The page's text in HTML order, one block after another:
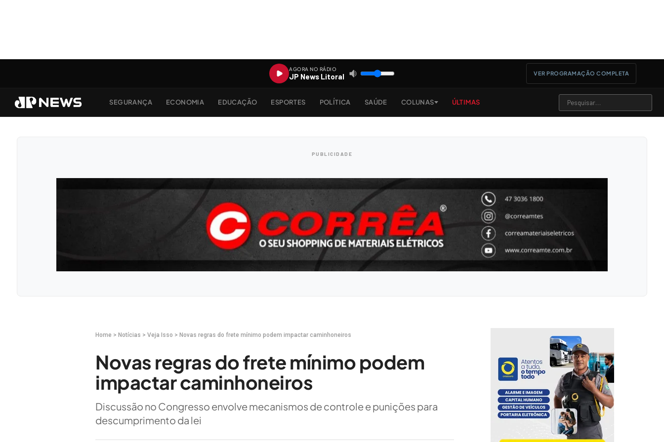
AGORA NO RÁDIO
JP News Litoral VER PROGRAMAÇÃO COMPLETA
SEGURANÇA ECONOMIA EDUCAÇÃO ESPORTES POLÍTICA SAÚDE COLUNAS ÚLTIMAS
Home > Notícias >Veja Isso > Novas regras do frete mínimo podem impactar caminhoneiros
Novas regras do frete mínimo podem
impactar caminhoneiros
Discussão no Congresso envolve mecanismos de controle e punições para
descumprimento da lei